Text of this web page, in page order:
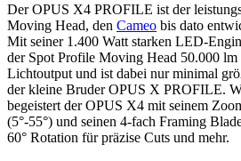
Der OPUS X4 PROFILE ist der
Moving Head, den Cameo bis dato
Mit seiner 1.400 Watt starken LED-
der Spot Profile Moving Head 50.000 lm
Lichtoutput und ist dabei nur minimal
der kleine Bruder OPUS X PROFILE.
begeistert der OPUS X4 mit seinem
(5°-55°) und seinen 4-fach Framing
60° Rotation für präzise Cuts und mehr.